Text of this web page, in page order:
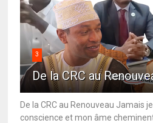
3
De la CRC au
De la CRC au Renouveau Jamais
conscience et mon âme